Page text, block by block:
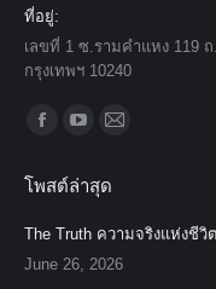
ที่อยู่:
เลขที่ 1 ซ.รามคำแหง 119
กรุงเทพฯ 10240
Find us on:
opens
in
new
opens
in
new
in
new
โพสต์ล่าสุด
The Truth ความจริงแห่งชีวิ
June 26, 2026